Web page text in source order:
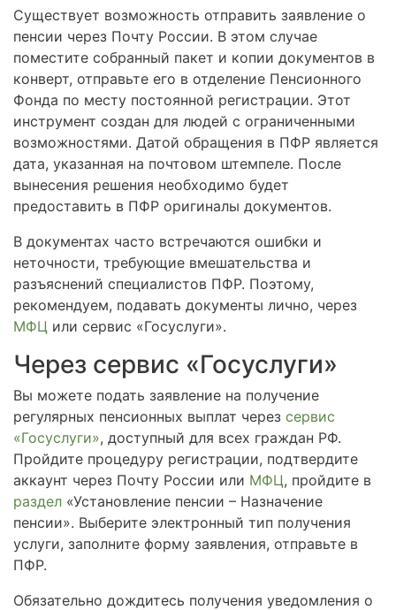
Существует возможность отправить заявление о
пенсии через Почту России. В этом случае
поместите собранный пакет и копии документов в
конверт, отправьте его в отделение Пенсионного
Фонда по месту постоянной регистрации. Этот
инструмент создан для людей с ограниченными
возможностями. Датой обращения в ПФР является
дата, указанная на почтовом штемпеле. После
вынесения решения необходимо будет
предоставить в ПФР оригиналы документов.
В документах часто встречаются ошибки и
неточности, требующие вмешательства и
разъяснений специалистов ПФР. Поэтому,
рекомендуем, подавать документы лично, через
МФЦ или сервис «Госуслуги».
Через сервис «Госуслуги»
Вы можете подать заявление на получение
регулярных пенсионных выплат через сервис
«Госуслуги», доступный для всех граждан РФ.
Пройдите процедуру регистрации, подтвердите
аккаунт через Почту России или МФЦ, пройдите в
раздел «Установление пенсии – Назначение
пенсии». Выберите электронный тип получения
услуги, заполните форму заявления, отправьте в
ПФР.
Обязательно дождитесь получения уведомления о